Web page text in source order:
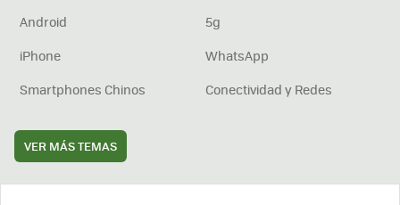
Android
5g
iPhone
WhatsApp
Smartphones Chinos
Conectividad y Redes
VER MÁS TEMAS